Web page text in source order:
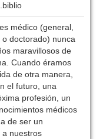
médico (general,
doctorado) nunca
maravillosos de
Cuando éramos
de otra manera,
el futuro, una
profesión, un
médicos
de ser un
a nuestros